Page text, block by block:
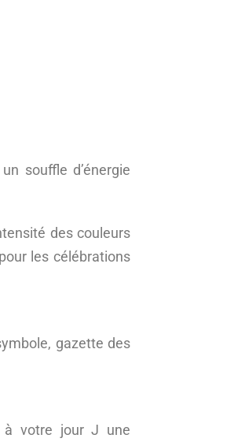
souffle d’énergie
des couleurs
les célébrations
gazette des
à votre jour J une